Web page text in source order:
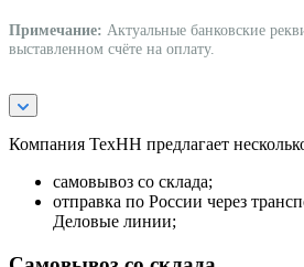
Примечание: Актуальные банковские
выставленном счёте на оплату.
Компания ТехНН предлагает
самовывоз со склада;
отправка по России через
Деловые линии;